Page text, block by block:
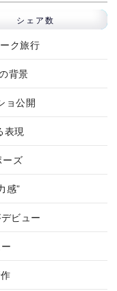
シェア数
ク旅行
背景
ョ公開
表現
ーズ
感”
ビュー